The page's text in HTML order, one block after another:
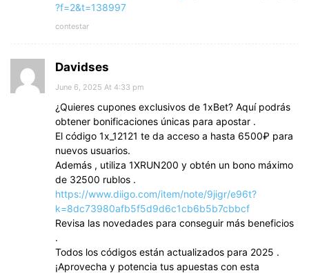
?f=2&t=138997
contestar
Davidses
June 6, 2025 At 4:33 pm
¿Quieres cupones exclusivos de 1xBet? Aquí podrás
obtener bonificaciones únicas para apostar .
El código 1x_12121 te da acceso a hasta 6500₽ para
nuevos usuarios.
Además , utiliza 1XRUN200 y obtén un bono máximo
de 32500 rublos .
https://www.diigo.com/item/note/9jigr/e96t?
k=8dc73980afb5f5d9d6c1cb6b5b7cbbcf
Revisa las novedades para conseguir más beneficios
.
Todos los códigos están actualizados para 2025 .
¡Aprovecha y potencia tus apuestas con esta